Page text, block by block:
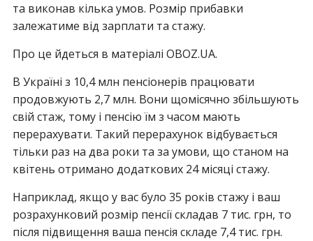
та виконав кілька умов. Розмір прибавки
залежатиме від зарплати та стажу.
Про це йдеться в матеріалі OBOZ.UA.
В Україні з 10,4 млн пенсіонерів працювати
продовжують 2,7 млн. Вони щомісячно збільшують
свій стаж, тому і пенсію їм з часом мають
перерахувати. Такий перерахунок відбувається
тільки раз на два роки та за умови, що станом на
квітень отримано додаткових 24 місяці стажу.
Наприклад, якщо у вас було 35 років стажу і ваш
розрахунковий розмір пенсії складав 7 тис. грн, то
після підвищення ваша пенсія складе 7,4 тис. грн.